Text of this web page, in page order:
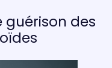
guérison des